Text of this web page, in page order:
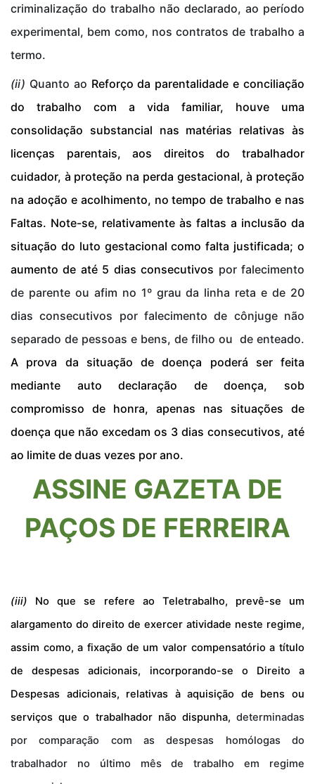
criminalização do trabalho não declarado, ao período
experimental, bem como, nos contratos de trabalho a
termo.
(ii) Quanto ao Reforço da parentalidade e conciliação
do trabalho com a vida familiar, houve uma
consolidação substancial nas matérias relativas às
licenças parentais, aos direitos do trabalhador
cuidador, à proteção na perda gestacional, à proteção
na adoção e acolhimento, no tempo de trabalho e nas
Faltas. Note-se, relativamente às faltas a inclusão da
situação do luto gestacional como falta justificada; o
aumento de até 5 dias consecutivos por falecimento
de parente ou afim no 1º grau da linha reta e de 20
dias consecutivos por falecimento de cônjuge não
separado de pessoas e bens, de filho ou de enteado.
A prova da situação de doença poderá ser feita
mediante auto declaração de doença, sob
compromisso de honra, apenas nas situações de
doença que não excedam os 3 dias consecutivos, até
ao limite de duas vezes por ano.
ASSINE GAZETA DE
PAÇOS DE FERREIRA
(iii) No que se refere ao Teletrabalho, prevê-se um
alargamento do direito de exercer atividade neste regime,
assim como, a fixação de um valor compensatório a título
de despesas adicionais, incorporando-se o Direito a
Despesas adicionais, relativas à aquisição de bens ou
serviços que o trabalhador não dispunha, determinadas
por comparação com as despesas homólogas do
trabalhador no último mês de trabalho em regime